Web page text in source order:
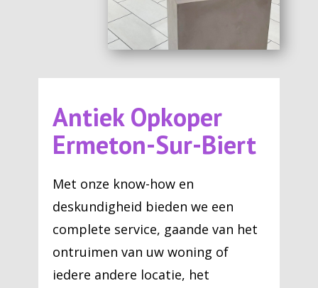
Antiek Opkoper
Ermeton-Sur-Biert
Met onze know-how en
deskundigheid bieden we een
complete service, gaande van het
ontruimen van uw woning of
iedere andere locatie, het